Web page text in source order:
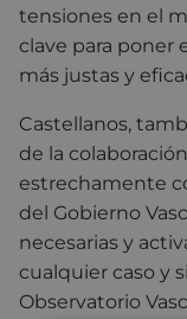
tensiones en el
clave para poner
más justas y
Castellanos,
de la
estrechamente
del Gobierno
necesarias y
cualquier caso y
Observatorio